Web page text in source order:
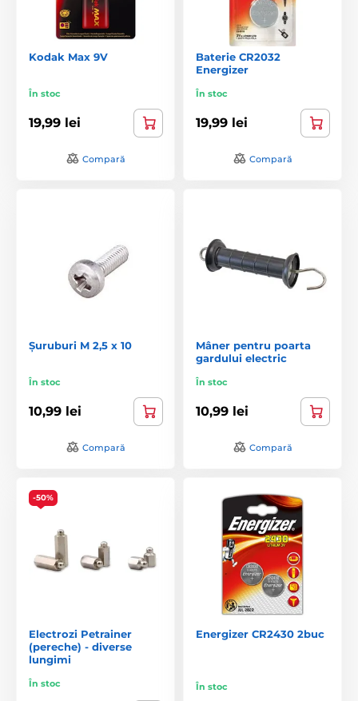
Kodak Max 9V
În stoc
19,99 lei
Compară
Baterie CR2032
Energizer
În stoc
19,99 lei
Compară
Șuruburi M 2,5 x 10
În stoc
10,99 lei
Compară
Mâner pentru poarta
gardului electric
În stoc
10,99 lei
Compară
-50%
Electrozi Petrainer
(pereche) - diverse
lungimi
În stoc
Energizer CR2430 2buc
În stoc